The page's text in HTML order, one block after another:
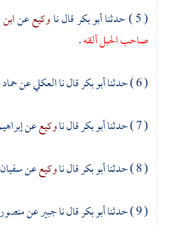
( 5 ) حدثنا
أبو بكرقال ناوكيععن
صاحب الحبل ألقه.
( 6 ) حدثنا
أبو بكرقال ناالعكليعن
( 7 ) حدثنا
أبو بكرقال ناوكيععن
( 8 ) حدثنا
أبو بكرقال ناوكيععنسفيان
( 9 ) حدثنا
أبو بكرقال ناجبيرعنمنصور